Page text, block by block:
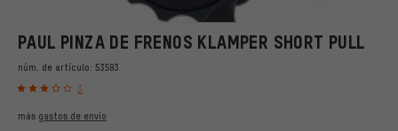
PAUL PINZA DE FRENOS KLAMPER SHORT PULL
núm. de artículo: 53593
3
más gastos de envío